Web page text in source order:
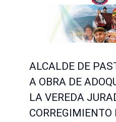
ALCALDE DE
A OBRA DE
LA VEREDA